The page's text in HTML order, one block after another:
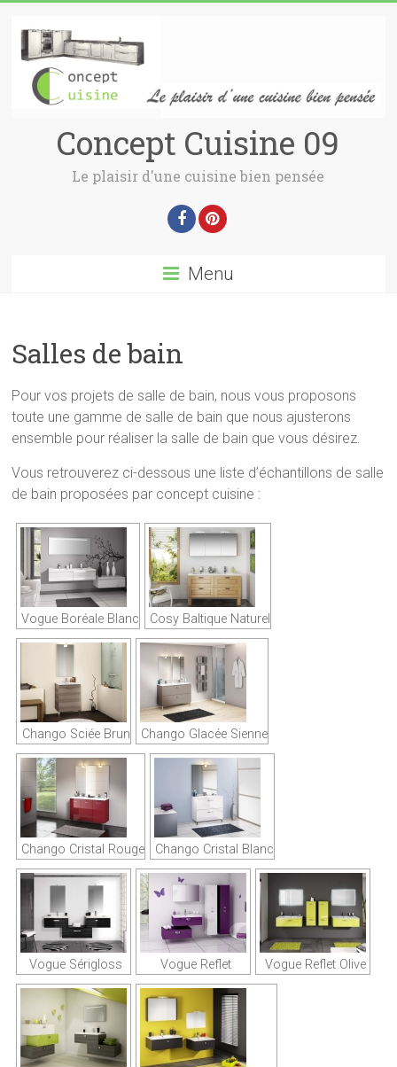
Concept Cuisine 09
Le plaisir d'une cuisine bien pensée
Menu
Salles de bain
Pour vos projets de salle de bain, nous vous proposons
toute une gamme de salle de bain que nous ajusterons
ensemble pour réaliser la salle de bain que vous désirez.
Vous retrouverez ci-dessous une liste d’échantillons de salle
de bain proposées par concept cuisine :
Vogue Boréale Blanc Cosy Baltique Naturel
Chango Sciée Brun Chango Glacée Sienne
Chango Cristal Rouge Chango Cristal Blanc
Vogue Sérigloss Vogue Reflet Vogue Reflet Olive